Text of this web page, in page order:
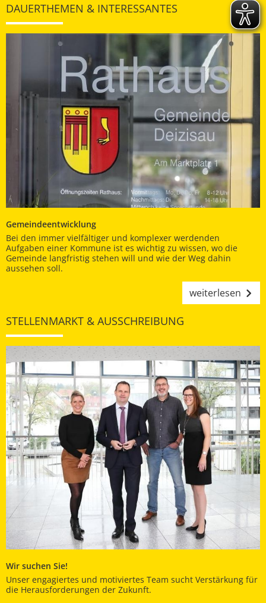
DAUERTHEMEN & INTERESSANTES
Gemeindeentwicklung
Bei den immer vielfältiger und komplexer werdenden
Aufgaben einer Kommune ist es wichtig zu wissen, wo die
Gemeinde langfristig stehen will und wie der Weg dahin
aussehen soll.
weiterlesen
STELLENMARKT & AUSSCHREIBUNG
Wir suchen Sie!
Unser engagiertes und motiviertes Team sucht Verstärkung für
die Herausforderungen der Zukunft.